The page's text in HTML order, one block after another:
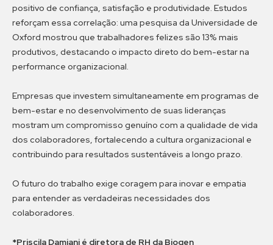
positivo de confiança, satisfação e produtividade. Estudos
reforçam essa correlação: uma pesquisa da Universidade de
Oxford mostrou que trabalhadores felizes são 13% mais
produtivos, destacando o impacto direto do bem-estar na
performance organizacional.
Empresas que investem simultaneamente em programas de
bem-estar e no desenvolvimento de suas lideranças
mostram um compromisso genuíno com a qualidade de vida
dos colaboradores, fortalecendo a cultura organizacional e
contribuindo para resultados sustentáveis a longo prazo.
O futuro do trabalho exige coragem para inovar e empatia
para entender as verdadeiras necessidades dos
colaboradores.
*Priscila Damiani é diretora de RH da Biogen